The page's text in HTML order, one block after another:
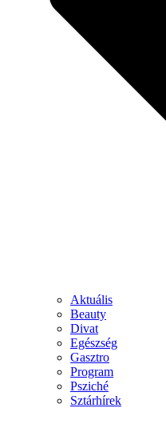
Aktuális
Beauty
Divat
Egészség
Gasztro
Program
Psziché
Sztárhírek